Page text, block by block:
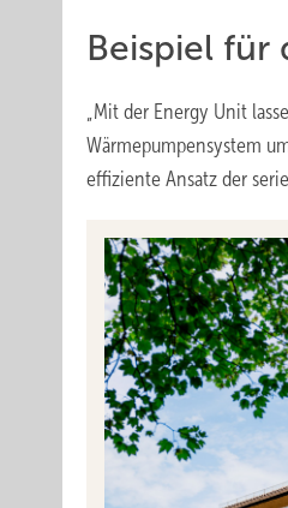
Beispiel für
„Mit der Energy Unit
Wärmepumpensystem
effiziente Ansatz der